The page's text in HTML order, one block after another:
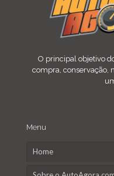
O principal objetivo
compra, conservação,
Menu
Home